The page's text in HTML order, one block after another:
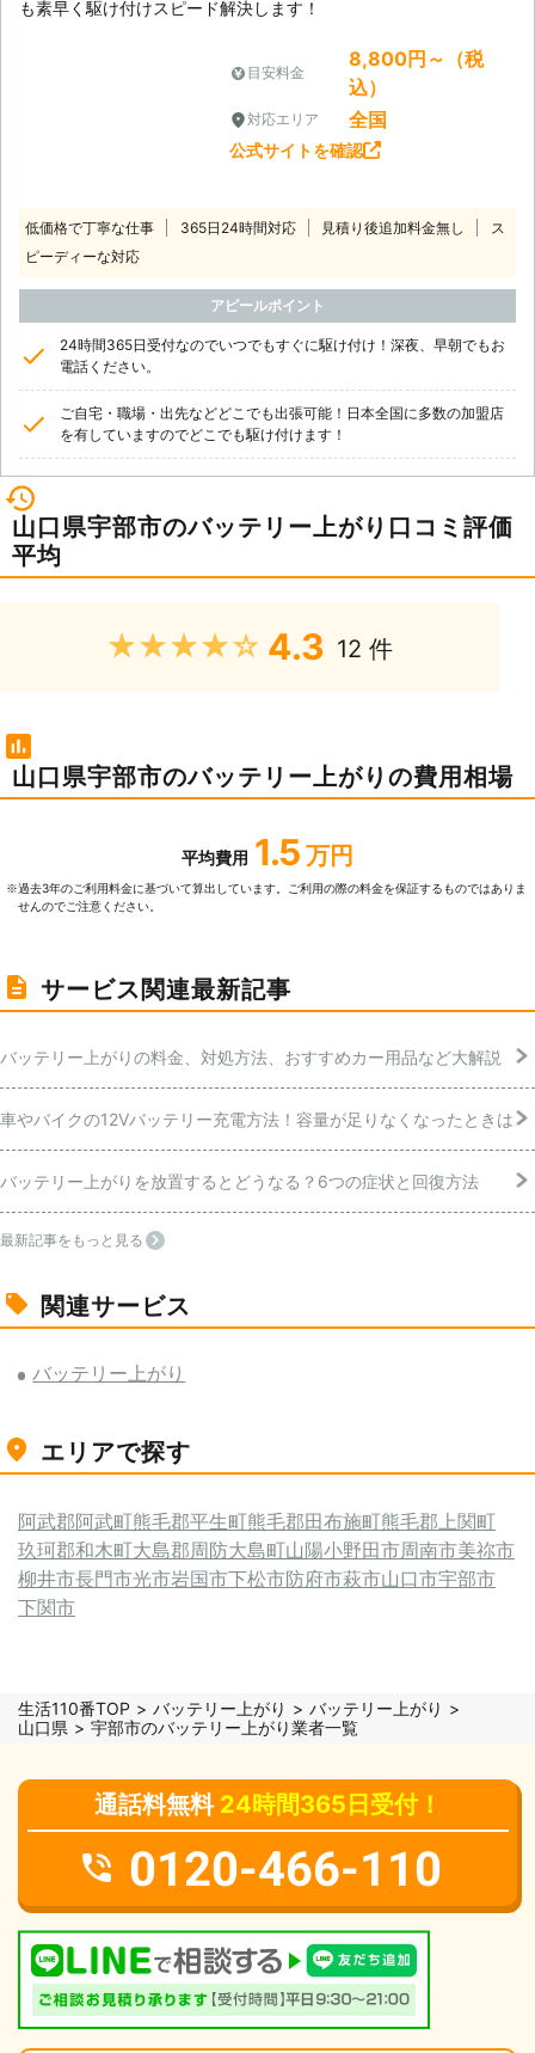
も素早く駆け付けスピード解決します！
目安料金
8,800円～（税
込）
対応エリア 全国
公式サイトを確認
低価格で丁寧な仕事 365日24時間対応 見積り後追加料金無し
ス
ピーディーな対応
アピールポイント
24時間365日受付なのでいつでもすぐに駆け付け！深夜、早朝でもお
電話ください。
ご自宅・職場・出先などどこでも出張可能！日本全国に多数の加盟店
を有していますのでどこでも駆け付けます！
山口県宇部市のバッテリー上がり口コミ評価
平均
★★★★★ 4.3 12 件
山口県宇部市のバッテリー上がりの費用相場
平均費用 1.5 万円
※過去3年のご利⽤料⾦に基づいて算出しています。ご利⽤の際の料⾦を保証するものではありま
せんのでご注意ください。
サービス関連最新記事
バッテリー上がりの料金、対処方法、おすすめカー用品など大解説
車やバイクの12Vバッテリー充電方法！容量が足りなくなったときは
バッテリー上がりを放置するとどうなる？6つの症状と回復方法
最新記事をもっと見る
関連サービス
バッテリー上がり
エリアで探す
阿武郡阿武町熊毛郡平生町熊毛郡田布施町熊毛郡上関町
玖珂郡和木町大島郡周防大島町山陽小野田市周南市美祢市
柳井市長門市光市岩国市下松市防府市萩市山口市宇部市
下関市
生活110番TOP バッテリー上がり
バッテリー上がり
山口県
宇部市のバッテリー上がり業者一覧
通話料無料 24時間365日受付！
0120-466-110